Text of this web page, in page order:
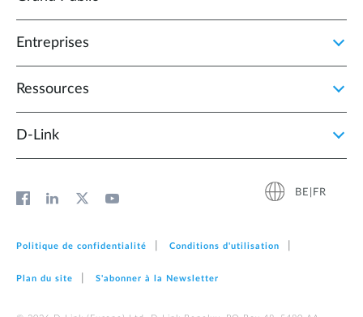
Entreprises
Ressources
D‑Link
BE|FR
Politique de confidentialité Conditions d'utilisation
Plan du site S'abonner à la Newsletter